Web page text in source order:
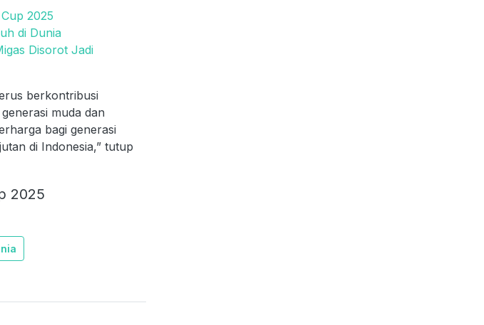
2025
di Dunia
Disorot Jadi
berkontribusi
muda dan
bagi generasi
di Indonesia,” tutup
2025